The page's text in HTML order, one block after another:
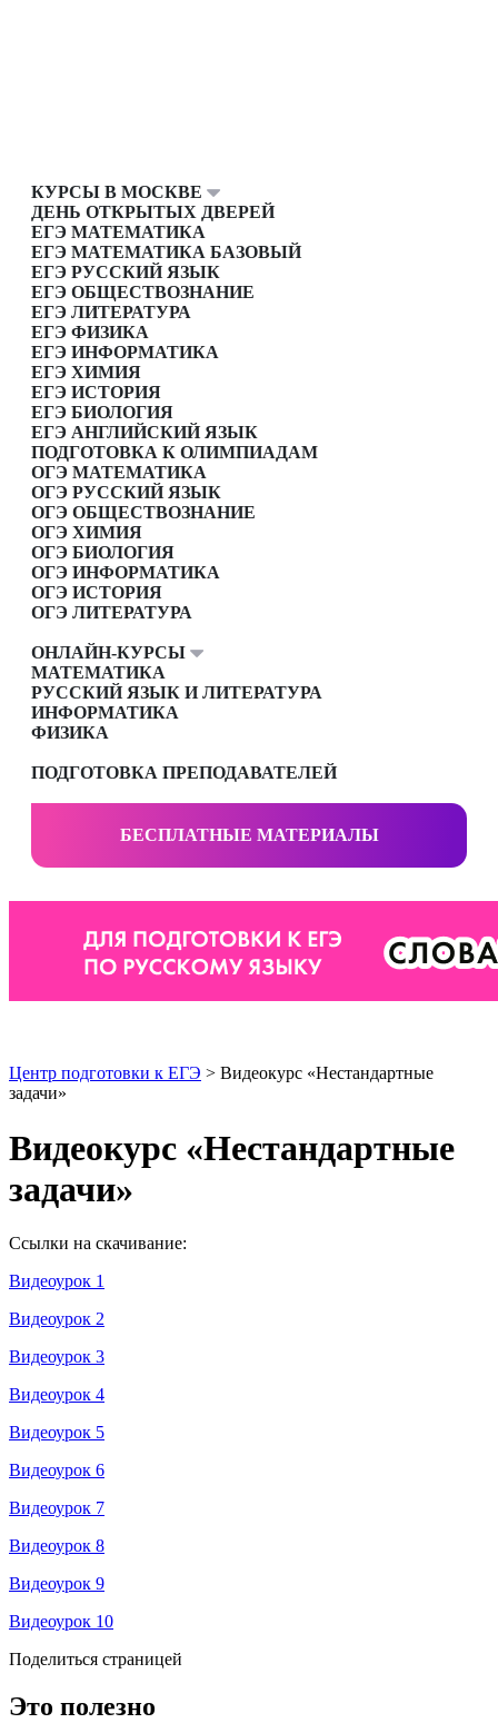
КУРСЫ В МОСКВЕ
ДЕНЬ ОТКРЫТЫХ ДВЕРЕЙ
ЕГЭ МАТЕМАТИКА
ЕГЭ МАТЕМАТИКА БАЗОВЫЙ
ЕГЭ РУССКИЙ ЯЗЫК
ЕГЭ ОБЩЕСТВОЗНАНИЕ
ЕГЭ ЛИТЕРАТУРА
ЕГЭ ФИЗИКА
ЕГЭ ИНФОРМАТИКА
ЕГЭ ХИМИЯ
ЕГЭ ИСТОРИЯ
ЕГЭ БИОЛОГИЯ
ЕГЭ АНГЛИЙСКИЙ ЯЗЫК
ПОДГОТОВКА К ОЛИМПИАДАМ
ОГЭ МАТЕМАТИКА
ОГЭ РУССКИЙ ЯЗЫК
ОГЭ ОБЩЕСТВОЗНАНИЕ
ОГЭ ХИМИЯ
ОГЭ БИОЛОГИЯ
ОГЭ ИНФОРМАТИКА
ОГЭ ИСТОРИЯ
ОГЭ ЛИТЕРАТУРА
ОНЛАЙН-КУРСЫ
МАТЕМАТИКА
РУССКИЙ ЯЗЫК И ЛИТЕРАТУРА
ИНФОРМАТИКА
ФИЗИКА
ПОДГОТОВКА ПРЕПОДАВАТЕЛЕЙ
БЕСПЛАТНЫЕ МАТЕРИАЛЫ
Центр подготовки к ЕГЭ > Видеокурс «Нестандартные
задачи»
Видеокурс «Нестандартные
задачи»
Ссылки на скачивание:
Видеоурок 1
Видеоурок 2
Видеоурок 3
Видеоурок 4
Видеоурок 5
Видеоурок 6
Видеоурок 7
Видеоурок 8
Видеоурок 9
Видеоурок 10
Поделиться страницей
Это полезно